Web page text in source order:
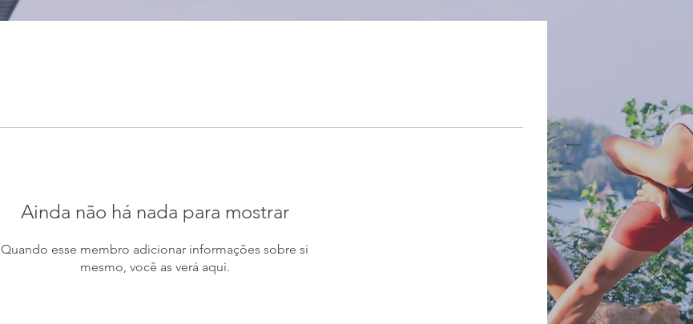
Ainda não há nada para mostrar
Quando esse membro adicionar informações sobre si
mesmo, você as verá aqui.